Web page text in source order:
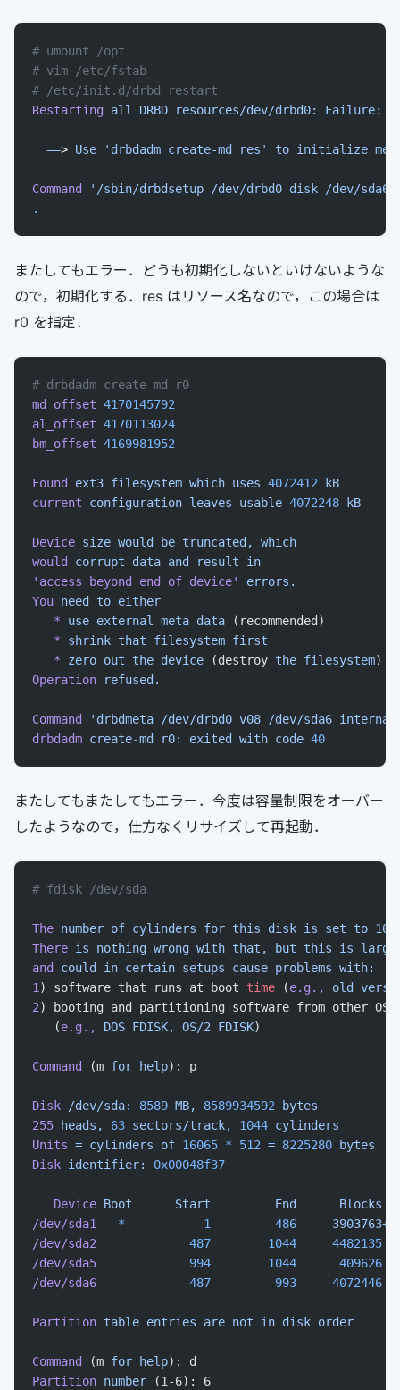
# umount /opt
# vim /etc/fstab
# /etc/init.d/drbd restart
Restarting all DRBD resources/dev/drbd0: Failure:
  ==
> Use 'drbdadm create-md res' to initialize
Command
'/sbin/drbdsetup /dev/drbd0 disk /dev/
.
またしてもエラー．どうも初期化しないといけないような
ので，初期化する．res はリソース名なので，この場合は
r0 を指定．
# drbdadm create-md r0
md_offset 4170145792
al_offset 4170113024
bm_offset 4169981952
Found ext3 filesystem which uses 4072412 kB
current configuration leaves usable 4072248 kB
Device size would be truncated,
which
would
corrupt data and result in
'access beyond end of device'
errors.
You need to either
   *
use external meta data (recommended)
   *
shrink that filesystem first
   *
zero out the device (destroy the filesystem)
Operation refused.
Command
'drbdmeta /dev/drbd0 v08 /dev/sda6
drbdadm create-md r0: exited with code 40
またしてもまたしてもエラー．今度は容量制限をオーバー
したようなので，仕方なくリサイズして再起動．
# fdisk /dev/sda
The number of cylinders for this disk is set to
There is nothing wrong with that, but this is
and
could in certain setups cause problems with:
1) software that runs at boot time (e.g., old
2) booting and partitioning software from other OSs
   (
e.g., DOS FDISK, OS/2 FDISK)
Command (m for help): p
Disk /dev/sda: 8589 MB, 8589934592 bytes
255 heads, 63 sectors/track, 1044 cylinders
Units = cylinders of 16065 * 512 = 8225280 bytes
Disk identifier: 0x00048f37
   Device
Boot
      Start
         End
      Blocks
/dev/sda1
   *
           1
         486
     3903763+
/dev/sda2
             487
        1044
     4482135
/dev/sda5
             994
        1044
      409626
/dev/sda6
             487
         993
     4072446
Partition table entries are not in disk order
Command (m for help): d
Partition number (1-6): 6